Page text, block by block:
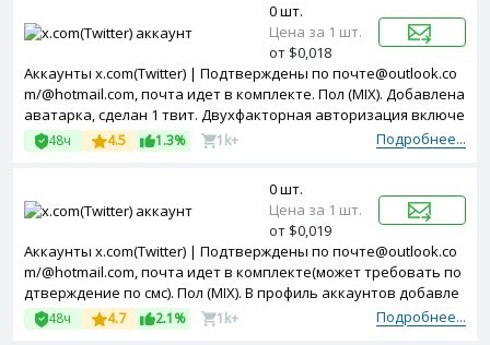
Аккаунты x.com(Twitter) | Подтверждены по почте@outlook.co
m/@hotmail.com, почта идет в комплекте. Пол (MIX). Добавлена
аватарка, сделан 1 твит. Двухфакторная авторизация включе
на. Token в комплекте. Зарегистрированы с MIX ip.Подробнее...
48ч 4.5 1.3% 1k+
0 шт.
Цена за 1 шт.
от $0,018
Аккаунты x.com(Twitter) | Подтверждены по почте@outlook.co
m/@hotmail.com, почта идет в комплекте(может требовать по
дтверждение по смс). Пол (MIX). В профиль аккаунтов добавле
на аватарка. Двухфакторная авторизация включена. Token в
комплекте. Зарегистрированы с USA ip.
Подробнее...
48ч 4.7 2.1% 1k+
0 шт.
Цена за 1 шт.
от $0,019